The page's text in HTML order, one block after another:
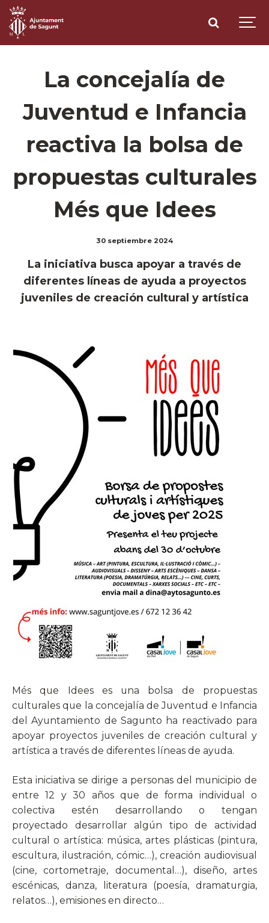
La concejalía de
Juventud e Infancia
reactiva la bolsa de
propuestas culturales
Més que Idees
30 septiembre 2024
La iniciativa busca apoyar a través de
diferentes líneas de ayuda a proyectos
juveniles de creación cultural y artística
Més que Idees es una bolsa de propuestas
culturales que la concejalía de Juventud e Infancia
del Ayuntamiento de Sagunto ha reactivado para
apoyar proyectos juveniles de creación cultural y
artística a través de diferentes líneas de ayuda.
Esta iniciativa se dirige a personas del municipio de
entre 12 y 30 años que de forma individual o
colectiva estén desarrollando o tengan
proyectado desarrollar algún tipo de actividad
cultural o artística: música, artes plásticas (pintura,
escultura, ilustración, cómic…), creación audiovisual
(cine, cortometraje, documental…), diseño, artes
escénicas, danza, literatura (poesía, dramaturgia,
relatos…), emisiones en directo…